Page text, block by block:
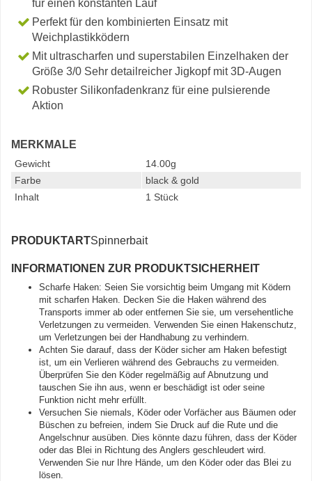
für einen konstanten Lauf
Perfekt für den kombinierten Einsatz mit
Weichplastikködern
Mit ultrascharfen und superstabilen Einzelhaken der
Größe 3/0 Sehr detailreicher Jigkopf mit 3D-Augen
Robuster Silikonfadenkranz für eine pulsierende
Aktion
MERKMALE
Gewicht
14.00g
Farbe
black & gold
Inhalt
1 Stück
PRODUKTARTSpinnerbait
INFORMATIONEN ZUR PRODUKTSICHERHEIT
Scharfe Haken: Seien Sie vorsichtig beim Umgang mit Ködern
mit scharfen Haken. Decken Sie die Haken während des
Transports immer ab oder entfernen Sie sie, um versehentliche
Verletzungen zu vermeiden. Verwenden Sie einen Hakenschutz,
um Verletzungen bei der Handhabung zu verhindern.
Achten Sie darauf, dass der Köder sicher am Haken befestigt
ist, um ein Verlieren während des Gebrauchs zu vermeiden.
Überprüfen Sie den Köder regelmäßig auf Abnutzung und
tauschen Sie ihn aus, wenn er beschädigt ist oder seine
Funktion nicht mehr erfüllt.
Versuchen Sie niemals, Köder oder Vorfächer aus Bäumen oder
Büschen zu befreien, indem Sie Druck auf die Rute und die
Angelschnur ausüben. Dies könnte dazu führen, dass der Köder
oder das Blei in Richtung des Anglers geschleudert wird.
Verwenden Sie nur Ihre Hände, um den Köder oder das Blei zu
lösen.